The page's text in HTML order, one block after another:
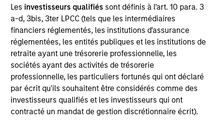
Les investisseurs qualifiés sont définis à l'art. 10 para. 3
a-d, 3bis, 3ter LPCC (tels que les intermédiaires
financiers réglementés, les institutions d'assurance
réglementées, les entités publiques et les institutions de
retraite ayant une trésorerie professionnelle, les
sociétés ayant des activités de trésorerie
professionnelle, les particuliers fortunés qui ont déclaré
par écrit qu'ils souhaitent être considérés comme des
investisseurs qualifiés et les investisseurs qui ont
contracté un mandat de gestion discrétionnaire écrit).
TEAM
Emerging Markets Equity Team
Paul is co-head of Emerging Markets Equity and co-
lead portfolio manager of the EM equity strategies
on the team. He joined Morgan Stanley in 1994 and
has 32 years of investment experience. Paul